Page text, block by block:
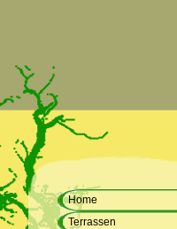
Home
Terrassen